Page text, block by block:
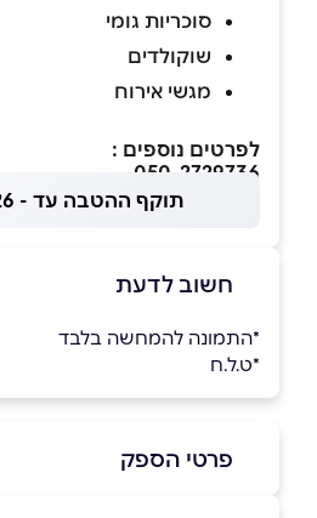
סוכריות גומי
שוקולדים
מגשי אירוח
לפרטים נוספים :
050-2729736
תוקף ההטבה עד - 09.09.2026
חשוב לדעת
*התמונה להמחשה בלבד
*ט.ל.ח
פרטי הספק